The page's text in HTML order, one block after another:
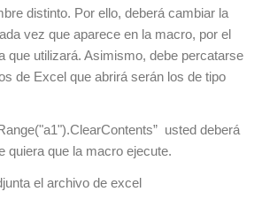
distinto. Por ello, deberá cambiar la
vez que aparece en la macro, por el
que utilizará. Asimismo, debe percatarse
de Excel que abrirá serán los de tipo
usted deberá
quiera que la macro ejecute.
el archivo de excel